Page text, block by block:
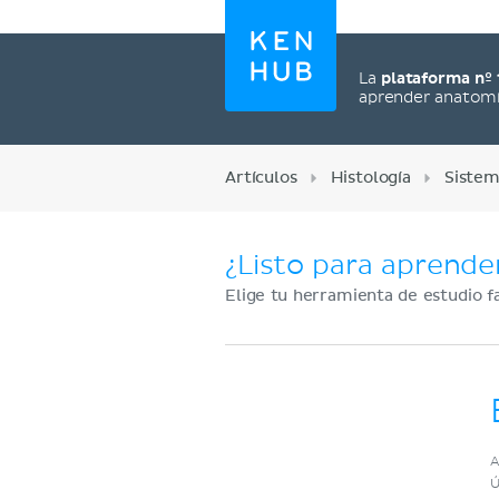
La plataforma nº
aprender
Artículos Histología
¿Listo para
Elige tu herramienta de estudio